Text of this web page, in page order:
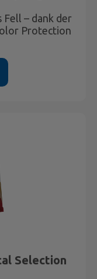
Fell – dank der
Protection
Selection